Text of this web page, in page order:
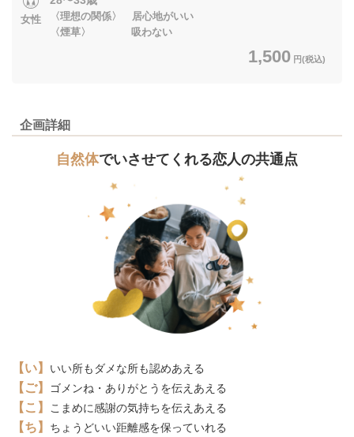
女性
〈理想の関係〉 居心地がいい
〈煙草〉 吸わない
1,500 円(税込)
企画詳細
自然体でいさせてくれる恋人の共通点
【い】 いい所もダメな所も認めあえる
【ご】 ゴメンね・ありがとうを伝えあえる
【こ】 こまめに感謝の気持ちを伝えあえる
【ち】 ちょうどいい距離感を保っていれる